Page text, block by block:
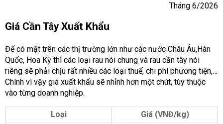
Tháng 6/2026
Giá Cần Tây Xuất Khẩu
Để có mặt trên các thị trường lớn như các nước Châu Âu,Hàn
Quốc, Hoa Kỳ thì các loại rau nói chung và rau cần tây nói
riêng sẽ phải chịu rất nhiều các loại thuế, chi phí phương tiện,…
Chính vì vậy giá xuất khẩu sẽ nhỉnh hơn một chút, tùy thuộc
vào từng doanh nghiệp.
Loại Giá (VNĐ/kg)